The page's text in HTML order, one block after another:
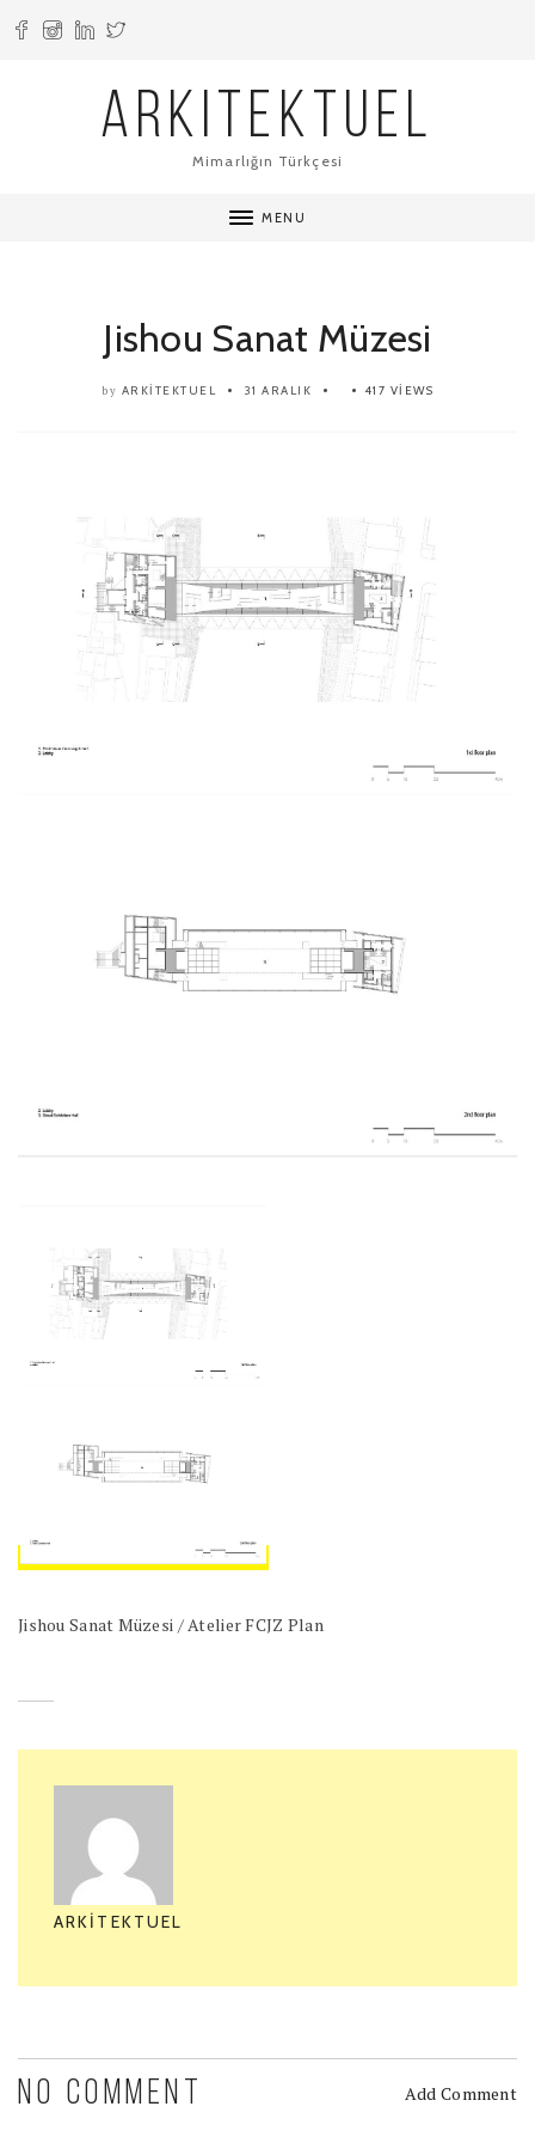
ARKITEKTUEL
Mimarlığın Türkçesi
MENU
Jishou Sanat Müzesi
by ARKITEKTUEL 31 ARALIK 417 VIEWS
Jishou Sanat Müzesi / Atelier FCJZ Plan
ARKITEKTUEL
NO COMMENT Add Comment